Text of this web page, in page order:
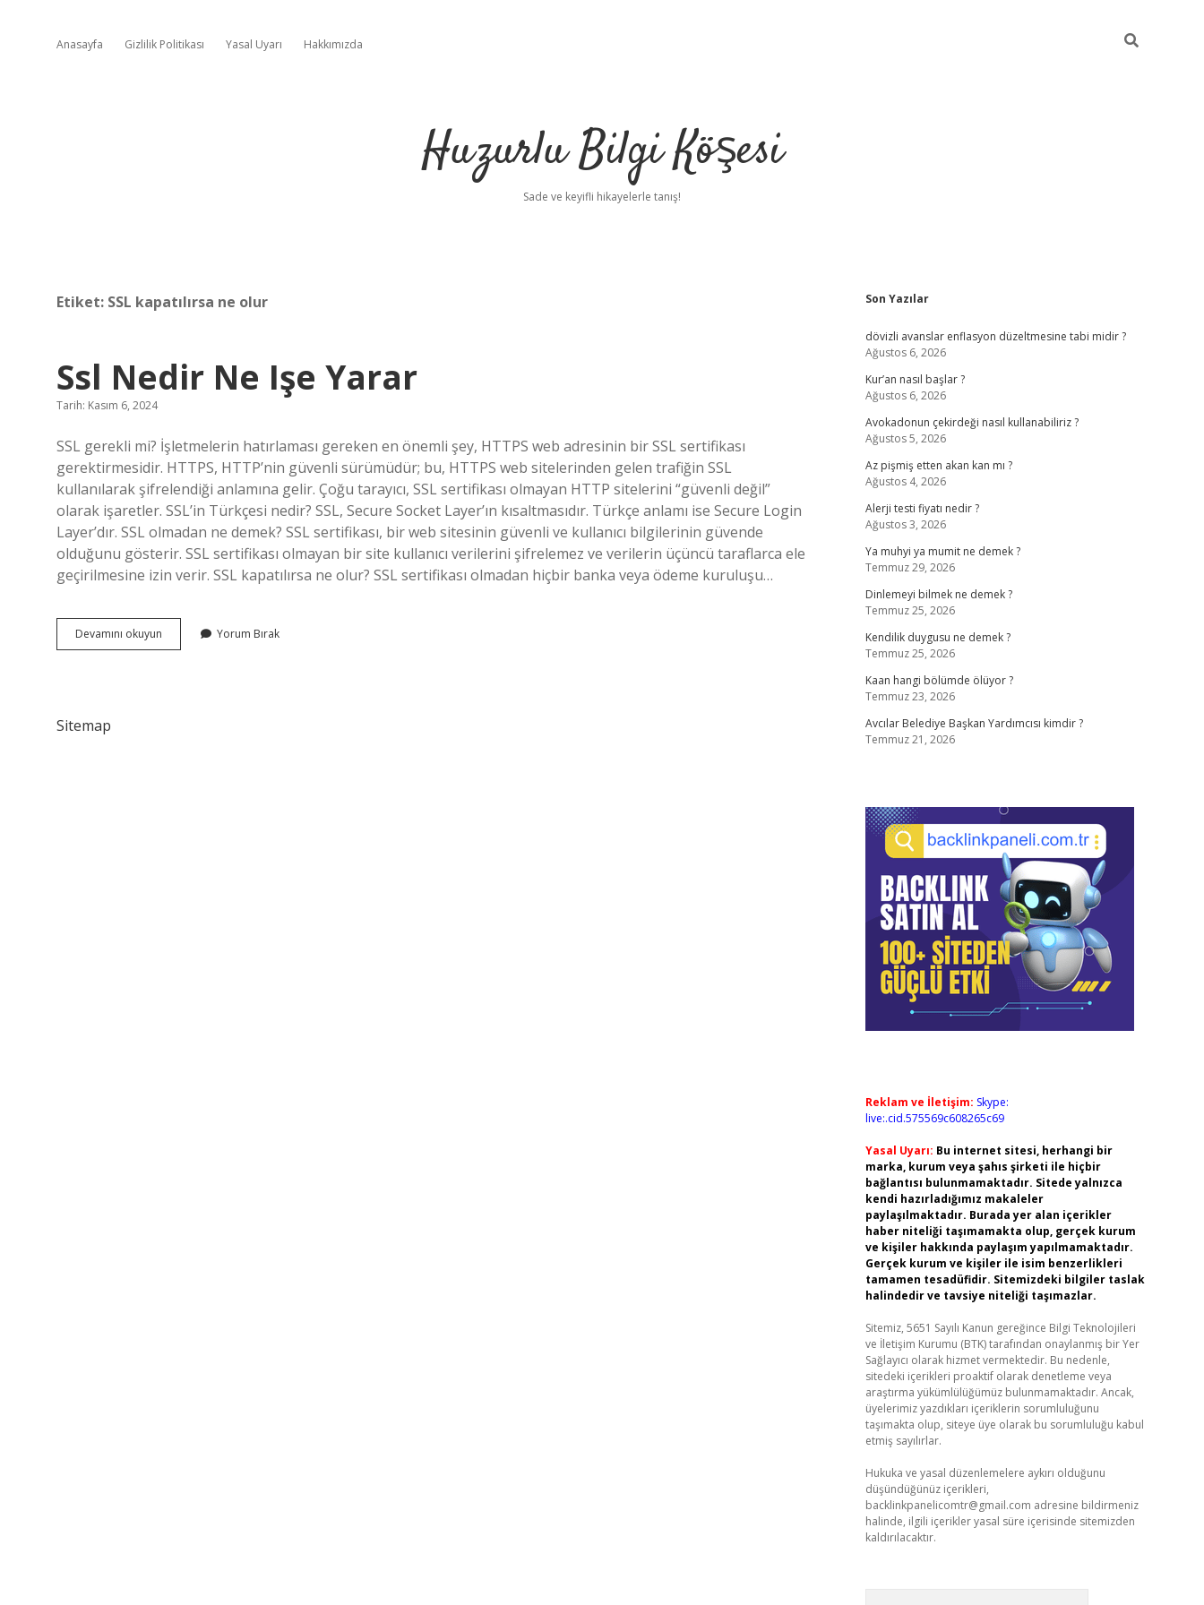
Anasayfa Gizlilik Politikası Yasal Uyarı Hakkımızda
Huzurlu Bilgi Köşesi
Sade ve keyifli hikayelerle tanış!
Etiket: SSL kapatılırsa ne olur
Ssl Nedir Ne Işe Yarar
Tarih: Kasım 6, 2024
SSL gerekli mi? İşletmelerin hatırlaması gereken en önemli şey, HTTPS web adresinin bir SSL sertifikası
gerektirmesidir. HTTPS, HTTP’nin güvenli sürümüdür; bu, HTTPS web sitelerinden gelen trafiğin SSL
kullanılarak şifrelendiği anlamına gelir. Çoğu tarayıcı, SSL sertifikası olmayan HTTP sitelerini “güvenli değil”
olarak işaretler. SSL’in Türkçesi nedir? SSL, Secure Socket Layer’ın kısaltmasıdır. Türkçe anlamı ise Secure Login
Layer’dır. SSL olmadan ne demek? SSL sertifikası, bir web sitesinin güvenli ve kullanıcı bilgilerinin güvende
olduğunu gösterir. SSL sertifikası olmayan bir site kullanıcı verilerini şifrelemez ve verilerin üçüncü taraflarca ele
geçirilmesine izin verir. SSL kapatılırsa ne olur? SSL sertifikası olmadan hiçbir banka veya ödeme kuruluşu…
Devamını okuyun
Nedir
Yorum Bırak
Sitemap
Sidebar
Son Yazılar
dövizli avanslar enflasyon düzeltmesine tabi midir ?
Ağustos 6, 2026
Kur’an nasıl başlar ?
Ağustos 6, 2026
Avokadonun çekirdeği nasıl kullanabiliriz ?
Ağustos 5, 2026
Az pişmiş etten akan kan mı ?
Ağustos 4, 2026
Alerji testi fiyatı nedir ?
Ağustos 3, 2026
Ya muhyi ya mumit ne demek ?
Temmuz 29, 2026
Dinlemeyi bilmek ne demek ?
Temmuz 25, 2026
Kendilik duygusu ne demek ?
Temmuz 25, 2026
Kaan hangi bölümde ölüyor ?
Temmuz 23, 2026
Avcılar Belediye Başkan Yardımcısı kimdir ?
Temmuz 21, 2026
Reklam ve İletişim: Skype:
live:.cid.575569c608265c69
Yasal Uyarı: Bu internet sitesi, herhangi bir
marka, kurum veya şahıs şirketi ile hiçbir
bağlantısı bulunmamaktadır. Sitede yalnızca
kendi hazırladığımız makaleler
paylaşılmaktadır. Burada yer alan içerikler
haber niteliği taşımamakta olup, gerçek kurum
ve kişiler hakkında paylaşım yapılmamaktadır.
Gerçek kurum ve kişiler ile isim benzerlikleri
tamamen tesadüfidir. Sitemizdeki bilgiler taslak
halindedir ve tavsiye niteliği taşımazlar.
Sitemiz, 5651 Sayılı Kanun gereğince Bilgi Teknolojileri
ve İletişim Kurumu (BTK) tarafından onaylanmış bir Yer
Sağlayıcı olarak hizmet vermektedir. Bu nedenle,
sitedeki içerikleri proaktif olarak denetleme veya
araştırma yükümlülüğümüz bulunmamaktadır. Ancak,
üyelerimiz yazdıkları içeriklerin sorumluluğunu
taşımakta olup, siteye üye olarak bu sorumluluğu kabul
etmiş sayılırlar.
Hukuka ve yasal düzenlemelere aykırı olduğunu
düşündüğünüz içerikleri,
backlinkpanelicomtr@gmail.com adresine bildirmeniz
halinde, ilgili içerikler yasal süre içerisinde sitemizden
kaldırılacaktır.